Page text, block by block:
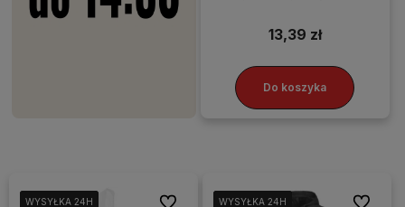
13,39 zł
Do koszyka
WYSYŁKA 24H
WYSYŁKA 24H
WYSYŁKA 24H
WYSYŁKA 24H Do ulubionychWYSYŁKA 24H
WYSYŁKA 24H
WYSYŁKA 24H
WYSYŁKA 24H Do